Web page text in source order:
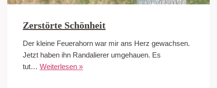
Zerstörte Schönheit
Der kleine Feuerahorn war mir ans Herz gewachsen.
Jetzt haben ihn Randalierer umgehauen. Es
tut… Weiterlesen »